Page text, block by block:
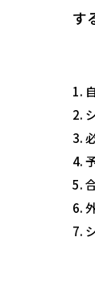
す